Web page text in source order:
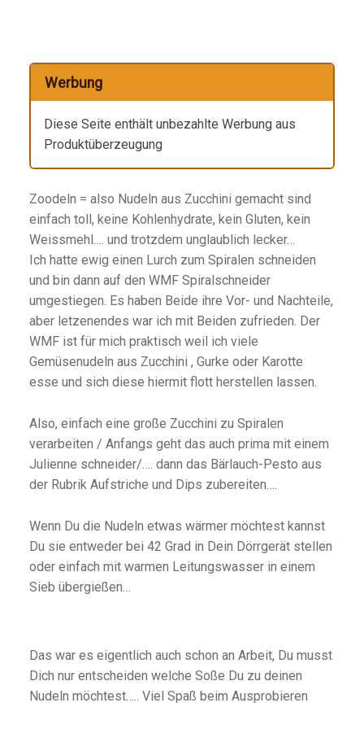
Werbung
Diese Seite enthält unbezahlte Werbung aus
Produktüberzeugung
Zoodeln = also Nudeln aus Zucchini gemacht sind
einfach toll, keine Kohlenhydrate, kein Gluten, kein
Weissmehl…. und trotzdem unglaublich lecker…
Ich hatte ewig einen Lurch zum Spiralen schneiden
und bin dann auf den WMF Spiralschneider
umgestiegen. Es haben Beide ihre Vor- und Nachteile,
aber letzenendes war ich mit Beiden zufrieden. Der
WMF ist für mich praktisch weil ich viele
Gemüsenudeln aus Zucchini , Gurke oder Karotte
esse und sich diese hiermit flott herstellen lassen.
Also, einfach eine große Zucchini zu Spiralen
verarbeiten / Anfangs geht das auch prima mit einem
Julienne schneider/…. dann das Bärlauch-Pesto aus
der Rubrik Aufstriche und Dips zubereiten….
Wenn Du die Nudeln etwas wärmer möchtest kannst
Du sie entweder bei 42 Grad in Dein Dörrgerät stellen
oder einfach mit warmen Leitungswasser in einem
Sieb übergießen…
Das war es eigentlich auch schon an Arbeit, Du musst
Dich nur entscheiden welche Soße Du zu deinen
Nudeln möchtest….. Viel Spaß beim Ausprobieren